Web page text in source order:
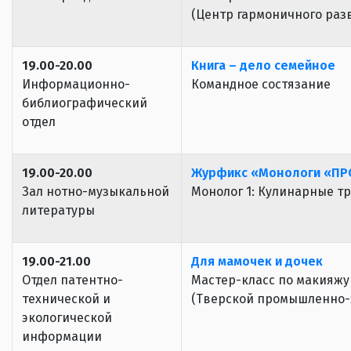
(Центр гармоничного
19.00-20.00
Информационно-
библиографический
отдел
Книга – дело семейное
Командное состязание
19.00-20.00
Зал нотно-музыкальной
литературы
Журфикс «Монологи
Монолог 1: Кулинарные
19.00-21.00
Отдел патентно-
технической и
экологической
информации
Для мамочек и дочек
Мастер-класс по
(Тверской